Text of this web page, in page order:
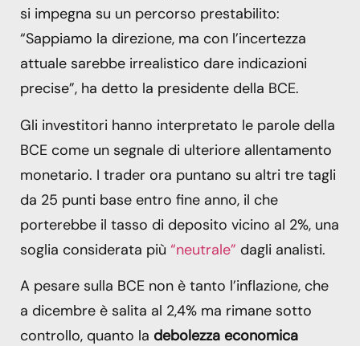
si impegna su un percorso prestabilito:
“Sappiamo la direzione, ma con l’incertezza
attuale sarebbe irrealistico dare indicazioni
precise”, ha detto la presidente della BCE.
Gli investitori hanno interpretato le parole della
BCE come un segnale di ulteriore allentamento
monetario. I trader ora puntano su altri tre tagli
da 25 punti base entro fine anno, il che
porterebbe il tasso di deposito vicino al 2%, una
soglia considerata più “neutrale” dagli analisti.
A pesare sulla BCE non è tanto l’inflazione, che
a dicembre è salita al 2,4% ma rimane sotto
controllo, quanto la debolezza economica